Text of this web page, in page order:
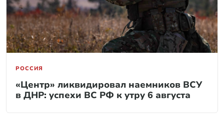
РОССИЯ
«Центр» ликвидировал наемников ВСУ
в ДНР: успехи ВС РФ к утру 6 августа